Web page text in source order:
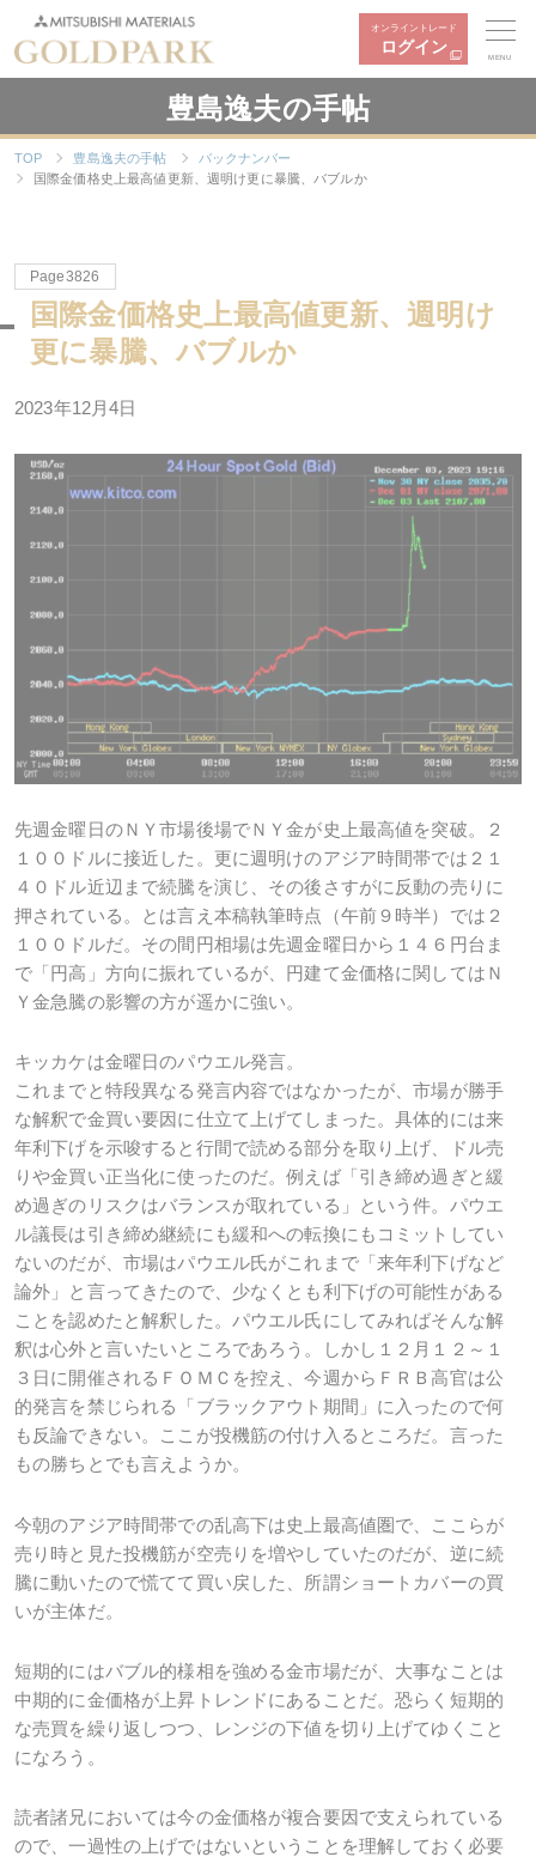
オンライントレード
ログイン
MENU
豊島逸夫の手帖
TOP 豊島逸夫の手帖
バックナンバー
国際金価格史上最高値更新、週明け更に暴騰、バブルか
Page3826
国際金価格史上最高値更新、週明け
更に暴騰、バブルか
2023年12月4日
先週金曜日のＮＹ市場後場でＮＹ金が史上最高値を突破。２
１００ドルに接近した。更に週明けのアジア時間帯では２１
４０ドル近辺まで続騰を演じ、その後さすがに反動の売りに
押されている。とは言え本稿執筆時点（午前９時半）では２
１００ドルだ。その間円相場は先週金曜日から１４６円台ま
で「円高」方向に振れているが、円建て金価格に関してはＮ
Ｙ金急騰の影響の方が遥かに強い。
キッカケは金曜日のパウエル発言。
これまでと特段異なる発言内容ではなかったが、市場が勝手
な解釈で金買い要因に仕立て上げてしまった。具体的には来
年利下げを示唆すると行間で読める部分を取り上げ、ドル売
りや金買い正当化に使ったのだ。例えば「引き締め過ぎと緩
め過ぎのリスクはバランスが取れている」という件。パウエ
ル議長は引き締め継続にも緩和への転換にもコミットしてい
ないのだが、市場はパウエル氏がこれまで「来年利下げなど
論外」と言ってきたので、少なくとも利下げの可能性がある
ことを認めたと解釈した。パウエル氏にしてみればそんな解
釈は心外と言いたいところであろう。しかし１２月１２～１
３日に開催されるＦＯＭＣを控え、今週からＦＲＢ高官は公
的発言を禁じられる「ブラックアウト期間」に入ったので何
も反論できない。ここが投機筋の付け入るところだ。言った
もの勝ちとでも言えようか。
今朝のアジア時間帯での乱高下は史上最高値圏で、ここらが
売り時と見た投機筋が空売りを増やしていたのだが、逆に続
騰に動いたので慌てて買い戻した、所謂ショートカバーの買
いが主体だ。
短期的にはバブル的様相を強める金市場だが、大事なことは
中期的に金価格が上昇トレンドにあることだ。恐らく短期的
な売買を繰り返しつつ、レンジの下値を切り上げてゆくこと
になろう。
読者諸兄においては今の金価格が複合要因で支えられている
ので、一過性の上げではないということを理解しておく必要